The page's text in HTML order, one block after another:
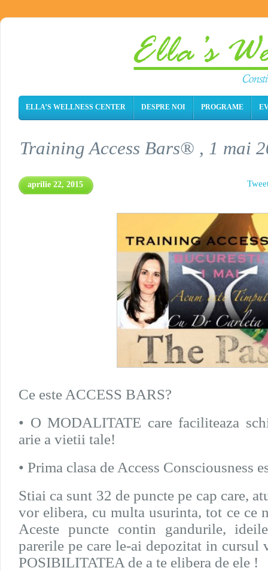
ELLA’S WELLNESS CENTER DESPRE NOI PROGRAME
Training Access Bars® , 1 mai
aprilie 22, 2015
Ce este ACCESS BARS?
• O MODALITATE care faciliteaza
arie a vietii tale!
• Prima clasa de Access Consciousness
Stiai ca sunt 32 de puncte pe cap care,
vor elibera, cu multa usurinta, tot ce ce
Aceste puncte contin gandurile,
parerile pe care le-ai depozitat in
POSIBILITATEA de a te elibera de ele !